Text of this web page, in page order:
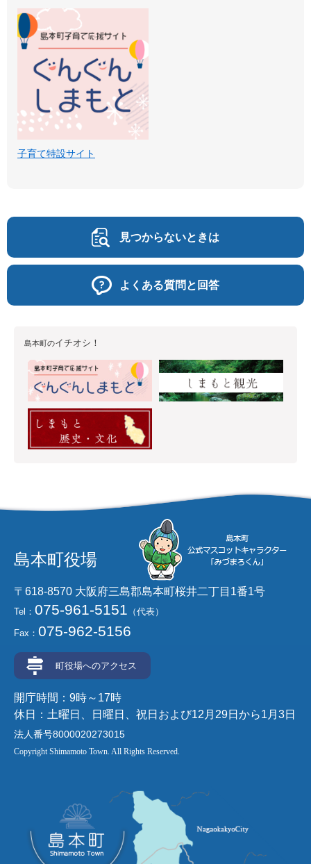
子育て特設サイト
見つからないときは
よくある質問と回答
島本町のイチオシ！
島本町役場
〒618-8570 大阪府三島郡島本町桜井二丁目1番1号
Tel： 075-961-5151 （代表）
Fax： 075-962-5156
町役場へのアクセス
開庁時間：9時～17時
休日：土曜日、日曜日、祝日および12月29日から1月3日
法人番号8000020273015
Copyright Shimamoto Town. All Rights Reserved.